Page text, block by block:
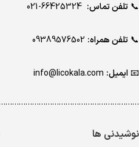
📞 تلفن تماس:
📞 تلفن همراه:
📧ایمیل:
نوشیدنی ها